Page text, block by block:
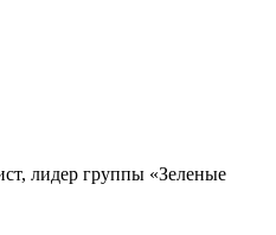
лидер группы «Зеленые